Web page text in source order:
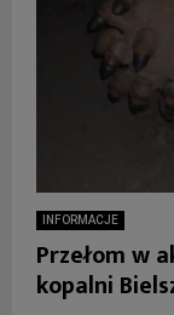
INFORMACJE
Przełom w
kopalni